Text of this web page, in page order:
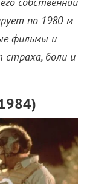
страха, боли и